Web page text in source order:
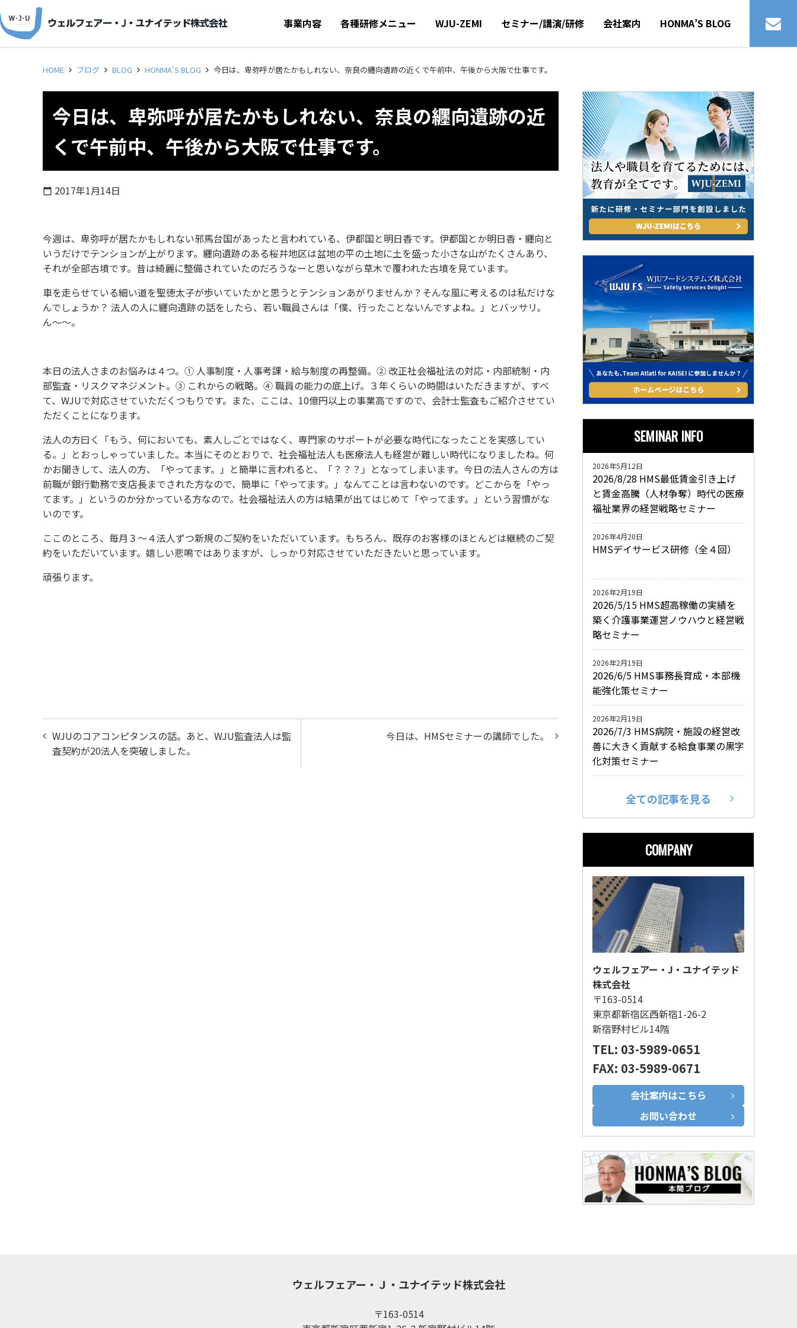
事業内容 各種研修メニュー WJU-ZEMI セミナー/講演/研修 会社案内 HONMA’S BLOG
HOME ブログ BLOG HONMA’S BLOG 今日は、卑弥呼が居たかもしれない、奈良の纒向遺跡の近くで午前中、午後から大阪で仕事です。
今日は、卑弥呼が居たかもしれない、奈良の纒向遺跡の近
くで午前中、午後から大阪で仕事です。
calendar_today 2017年1月14日
今週は、卑弥呼が居たかもしれない邪馬台国があったと言われている、伊都国と明日香です。伊都国とか明日香・纒向と
いうだけでテンションが上がります。纒向遺跡のある桜井地区は盆地の平の土地に土を盛った小さな山がたくさんあり、
それが全部古墳です。昔は綺麗に整備されていたのだろうなーと思いながら草木で覆われた古墳を見ています。
車を走らせている細い道を聖徳太子が歩いていたかと思うとテンションあがりませんか？そんな風に考えるのは私だけな
んでしょうか？ 法人の人に纒向遺跡の話をしたら、若い職員さんは「僕、行ったことないんですよね。」とバッサリ。
ん〜〜。
本日の法人さまのお悩みは４つ。① 人事制度・人事考課・給与制度の再整備。② 改正社会福祉法の対応・内部統制・内
部監査・リスクマネジメント。③ これからの戦略。④ 職員の能力の底上げ。３年くらいの時間はいただきますが、すべ
て、WJUで対応させていただくつもりです。また、ここは、10億円以上の事業高ですので、会計士監査もご紹介させてい
ただくことになります。
法人の方曰く「もう、何においても、素人しごとではなく、専門家のサポートが必要な時代になったことを実感してい
る。」とおっしゃっていました。本当にそのとおりで、社会福祉法人も医療法人も経営が難しい時代になりましたね。何
かお聞きして、法人の方、「やってます。」と簡単に言われると、「？？？」となってしまいます。今日の法人さんの方は
前職が銀行勤務で支店長までされた方なので、簡単に「やってます。」なんてことは言わないのです。どこからを「やっ
てます。」というのか分かっている方なので。社会福祉法人の方は結果が出てはじめて「やってます。」という習慣がな
いのです。
ここのところ、毎月３〜４法人ずつ新規のご契約をいただいています。もちろん、既存のお客様のほとんどは継続のご契
約をいただいています。嬉しい悲鳴ではありますが、しっかり対応させていただきたいと思っています。
頑張ります。
投
稿
今日は、HMSセミナーの講師でした。
WJUのコアコンピタンスの話。あと、WJU監査法人は監
査契約が20法人を突破しました。
SEMINAR INFO
2026/8/28 HMS最低賃金引き上げ
と賃金高騰（人材争奪）時代の医療
福祉業界の経営戦略セミナー
2026年5月12日
HMSデイサービス研修（全４回）
2026年4月20日
2026/5/15 HMS超高稼働の実績を
築く介護事業運営ノウハウと経営戦
略セミナー
2026年2月19日
2026/6/5 HMS事務長育成・本部機
能強化策セミナー
2026年2月19日
2026/7/3 HMS病院・施設の経営改
善に大きく貢献する給食事業の黒字
化対策セミナー
2026年2月19日
全ての記事を見る
COMPANY
ウェルフェアー・J・ユナイテッド
株式会社
〒163-0514
東京都新宿区西新宿1-26-2
新宿野村ビル14階
TEL: 03-5989-0651
FAX: 03-5989-0671
会社案内はこちら
お問い合わせ
ウェルフェアー・Ｊ・ユナイテッド株式会社
〒163-0514